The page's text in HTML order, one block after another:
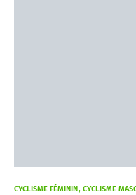
CYCLISME FÉMININ CYCLISME